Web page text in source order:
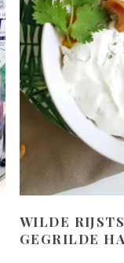
WILDE
GEGRILDE